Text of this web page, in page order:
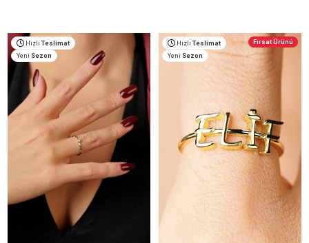
Hızlı Teslimat
Yeni Sezon
Hızlı Teslimat
Yeni Sezon
Fırsat Ürünü